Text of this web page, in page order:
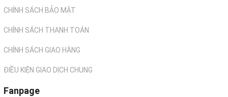
CHÍNH SÁCH BẢO MẬT
CHÍNH SÁCH THANH TOÁN
CHÍNH SÁCH GIAO HÀNG
ĐIỀU KIỆN GIAO DỊCH CHUNG
Fanpage